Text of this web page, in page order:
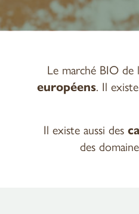
Le marché BIO de
européens. Il
Il existe aussi des
des